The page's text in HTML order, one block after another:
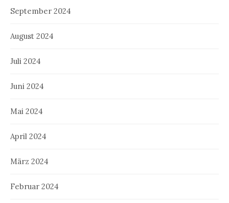
September 2024
August 2024
Juli 2024
Juni 2024
Mai 2024
April 2024
März 2024
Februar 2024